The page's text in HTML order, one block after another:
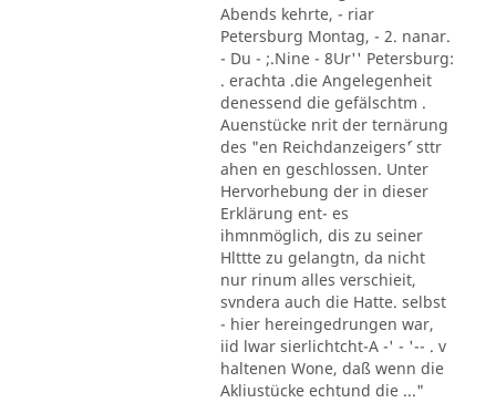
Abends kehrte, - riar
Petersburg Montag, - 2. nanar.
- Du - ;.Nine - 8Ur'' Petersburg:
. erachta .die Angelegenheit
denessend die gefälschtm .
Auenstücke nrit der ternärung
des "en Reichdanzeigers´' sttr
ahen en geschlossen. Unter
Hervorhebung der in dieser
Erklärung ent- es
ihmnmöglich, dis zu seiner
Hlttte zu gelangtn, da nicht
nur rinum alles verschieit,
svndera auch die Hatte. selbst
- hier hereingedrungen war,
iid lwar sierlichtcht-A -' - '-- . v
haltenen Wone, daß wenn die
Akliustücke echtund die ..."